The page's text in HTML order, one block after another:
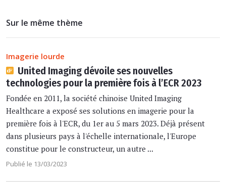
Sur le même thème
Imagerie lourde
United Imaging dévoile ses nouvelles
technologies pour la première fois à l’ECR 2023
Fondée en 2011, la société chinoise United Imaging
Healthcare a exposé ses solutions en imagerie pour la
première fois à l'ECR, du 1er au 5 mars 2023. Déjà présent
dans plusieurs pays à l'échelle internationale, l'Europe
constitue pour le constructeur, un autre ...
Publié le 13/03/2023